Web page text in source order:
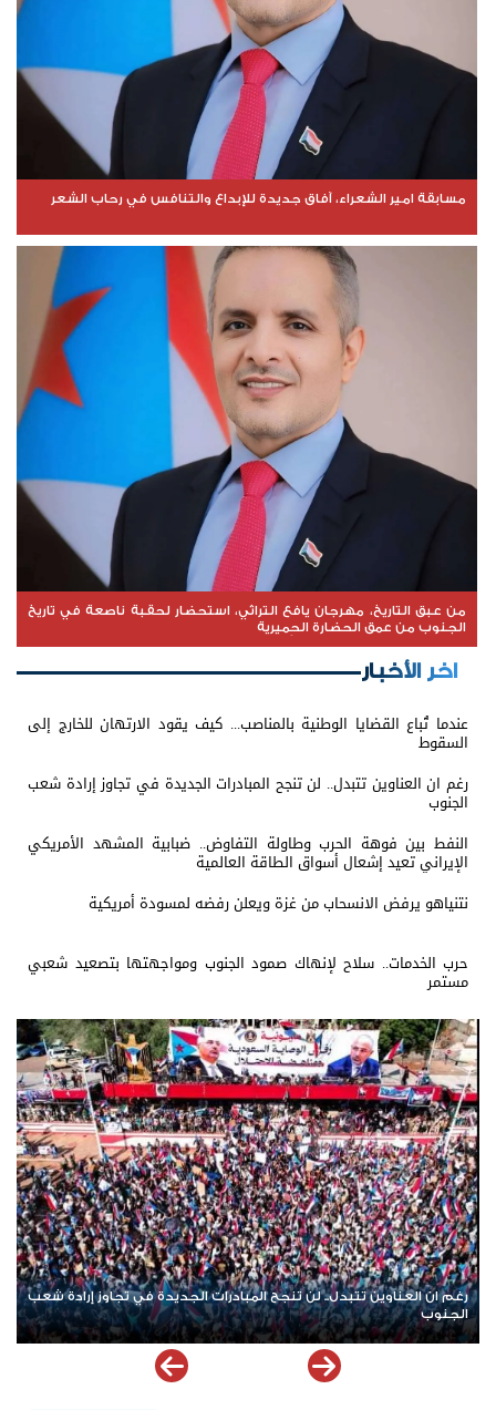
مسابقة امير الشعراء، آفاق جديدة للإبداع والتنافس في رحاب الشعر
من عبق التاريخ، مهرجان يافع التراثي، استحضار لحقبة ناصعة في تاريخ
الجنوب من عمق الحضارة الحِميرية
اخر الأخبار
عندما تُباع القضايا الوطنية بالمناصب... كيف يقود الارتهان للخارج إلى
السقوط
رغم ان العناوين تتبدل.. لن تنجح المبادرات الجديدة في تجاوز إرادة شعب
الجنوب
النفط بين فوهة الحرب وطاولة التفاوض.. ضبابية المشهد الأمريكي
الإيراني تعيد إشعال أسواق الطاقة العالمية
نتنياهو يرفض الانسحاب من غزة ويعلن رفضه لمسودة أمريكية
حرب الخدمات.. سلاح لإنهاك صمود الجنوب ومواجهتها بتصعيد شعبي
مستمر
النفط بين فوهة الحرب وطاولة التفاوض.. ضبابية المشهد الأمريكي
الإيراني تعيد إشعال أسواق الطاقة العالمية